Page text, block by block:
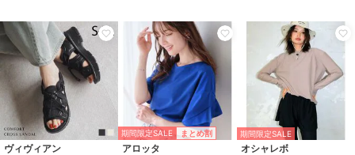
ヴィヴィアン
期間限定SALE まとめ割
アロッタ
期間限定SALE
オシャレボ